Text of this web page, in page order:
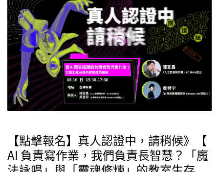
【點擊報名】真人認證中，請稍候》【
AI 負責寫作業，我們負責長智慧？「魔